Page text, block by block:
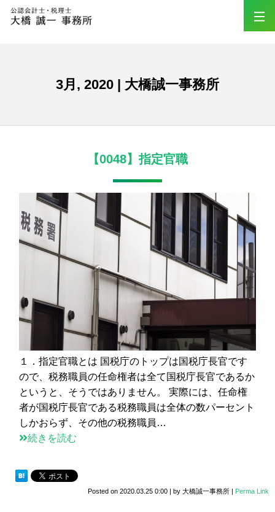
3月, 2020 | 大橋誠一事務所
【0048】指定官職
１．指定官職とは 国税庁のトップは国税庁長官です
ので、税務職員の任命権者は全て国税庁長官であるか
というと、そうではありません。 実際には、任命権
者が国税庁長官である税務職員は全体の数パーセント
しかおらず、その他の税務職員…
続きを読む
Posted on 2020.03.25 0:00 | by 大橋誠一事務所 | Perma Link